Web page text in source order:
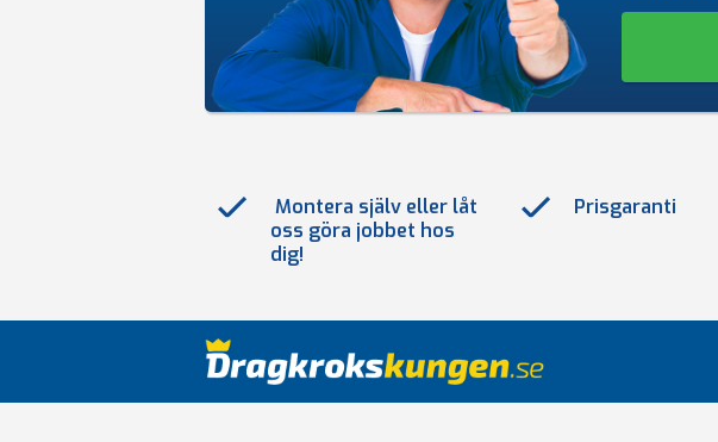
Montera själv eller låt
oss göra jobbet hos
dig!
Prisgaranti